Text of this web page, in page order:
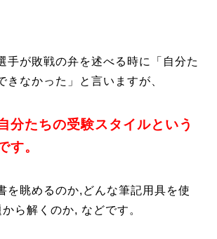
手が敗戦の弁を述べる時に「自分た
きなかった」と言いますが、
分たちの受験スタイルという
す。
を眺めるのか,どんな筆記用具を使
ら解くのか, などです。